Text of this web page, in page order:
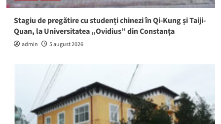
Stagiu de pregătire cu studenți chinezi în Qi-Kung și Taiji-
Quan, la Universitatea „Ovidius” din Constanța
admin 5 august 2026